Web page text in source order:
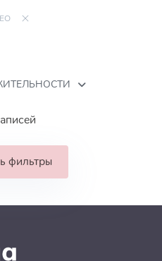
фильтры